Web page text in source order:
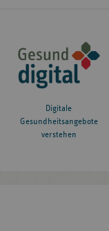
Digitale
Gesundheitsangebote
verstehen